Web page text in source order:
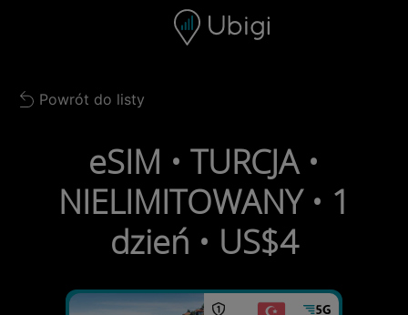
Pasek nawigacyjny Stopka
Back to list
Powrót do listy
eSIM • TURCJA •
NIELIMITOWANY • 1
dzień • US$4